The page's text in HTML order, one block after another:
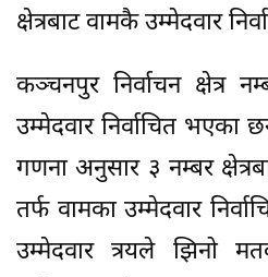
क्षेत्रबाट वामकै उम्मेदवार
कञ्चनपुर निर्वाचन क्षेत्र
उम्मेदवार निर्वाचित भएका
गणना अनुसार ३ नम्बर
तर्फ वामका उम्मेदवार
उम्मेदवार त्रयले झिनो